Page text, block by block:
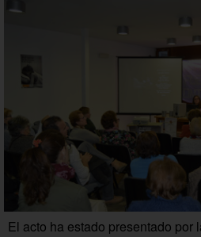
El acto ha estado presentado por